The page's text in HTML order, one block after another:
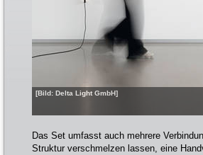
[Bild: Delta Light GmbH]
Das Set umfasst auch mehrere
Struktur verschmelzen lassen, eine